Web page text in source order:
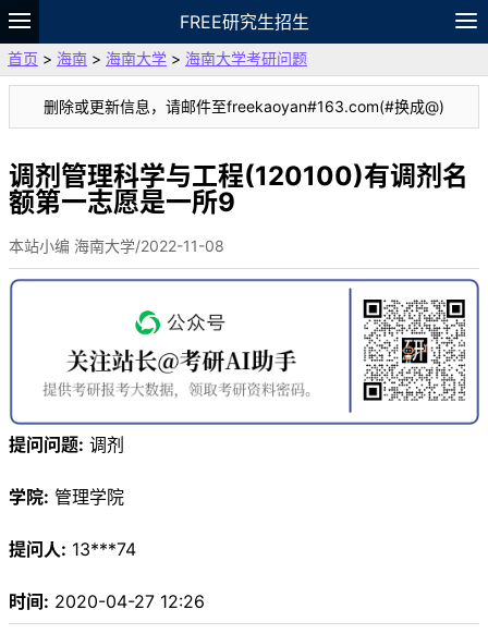
FREE研究生招生
题库
故事 专题 APP 笔记
VIP
资料
首页 > 海南 > 海南大学 > 海南大学考研问题
删除或更新信息，请邮件至freekaoyan#163.com(#换成@)
调剂管理科学与工程(120100)有调剂名
额第一志愿是一所9
本站小编 海南大学/2022-11-08
提问问题: 调剂
学院: 管理学院
提问人: 13***74
时间: 2020-04-27 12:26